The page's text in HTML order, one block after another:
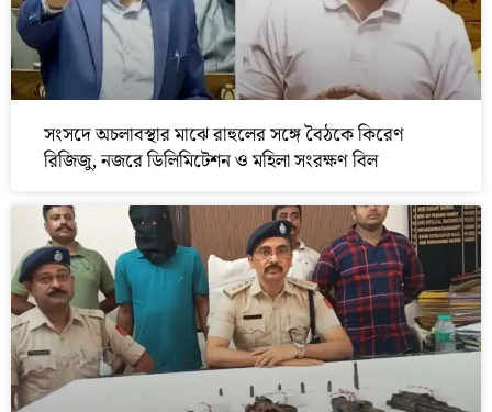
সংসদে অচলাবস্থার মাঝে রাহুলের সঙ্গে বৈঠকে কিরেণ
রিজিজু, নজরে ডিলিমিটেশন ও মহিলা সংরক্ষণ বিল